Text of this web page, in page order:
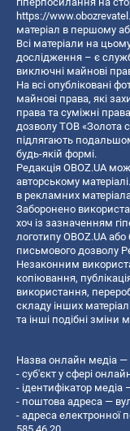
https://
матеріал в першому
Всі матеріали на
дослідження – є
виключні майнові
На всі опубліковані
майнові права, які
права та суміжні
дозволу ТОВ «Золота
підлягають
будь-якій формі.
Редакція OBOZ.UA
авторському
в рекламних
Заборонено
хоч із зазначенням
логотипу OBOZ.UA
письмового дозволу
Незаконним
копiювання,
використання,
складу інших
та інші подібні зміни
Назва онлайн медіа —
- суб'єкт у сфері
- ідентифікатор медіа
- поштова адреса —
- адреса електронної